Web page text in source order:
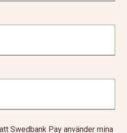
Swedbank Pay använder mina